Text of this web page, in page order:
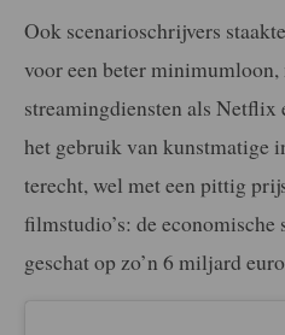
Ook scenarioschrijvers
voor een beter minimumloon,
streamingdiensten als Netflix
het gebruik van kunstmatige
terecht, wel met een pittig
filmstudio’s: de economische
geschat op zo’n 6 miljard